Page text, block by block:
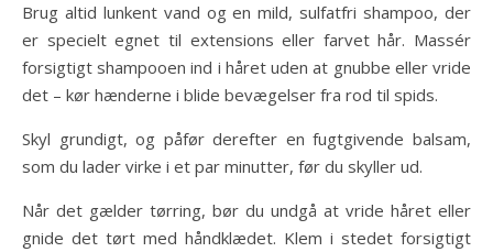
Brug altid lunkent vand og en mild, sulfatfri shampoo, der
er specielt egnet til extensions eller farvet hår. Massér
forsigtigt shampooen ind i håret uden at gnubbe eller vride
det – kør hænderne i blide bevægelser fra rod til spids.
Skyl grundigt, og påfør derefter en fugtgivende balsam,
som du lader virke i et par minutter, før du skyller ud.
Når det gælder tørring, bør du undgå at vride håret eller
gnide det tørt med håndklædet. Klem i stedet forsigtigt